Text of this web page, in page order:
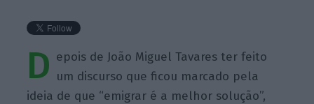
D epois de João Miguel Tavares ter feito
um discurso que ficou marcado pela
ideia de que “emigrar é a melhor solução”,